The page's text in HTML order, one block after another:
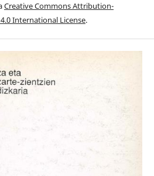
Creative Commons Attribution-
International License.